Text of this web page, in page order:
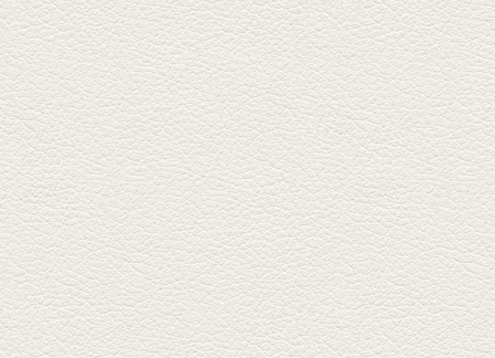
2025年5月2日放送
ミックス水餃子＆麻婆豆
腐
新水前寺駅そばの人気店「中華
料理 福来亭」へ。「しろ」ロッ
ク...
2025年4月11日放送
きびなごの塩焼き＆黒豚
しゃぶしゃぶ
春の[熊本屋台村]で昼飲みの刻。
[かごっま屋台 黒で乾杯]で「銀...
2025年3月21日放送